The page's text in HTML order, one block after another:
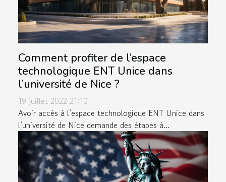
Comment profiter de l’espace
technologique ENT Unice dans
l’université de Nice ?
19 juillet 2022 21:10
Avoir accès à l’espace technologique ENT Unice dans
l’université de Nice demande des étapes à...